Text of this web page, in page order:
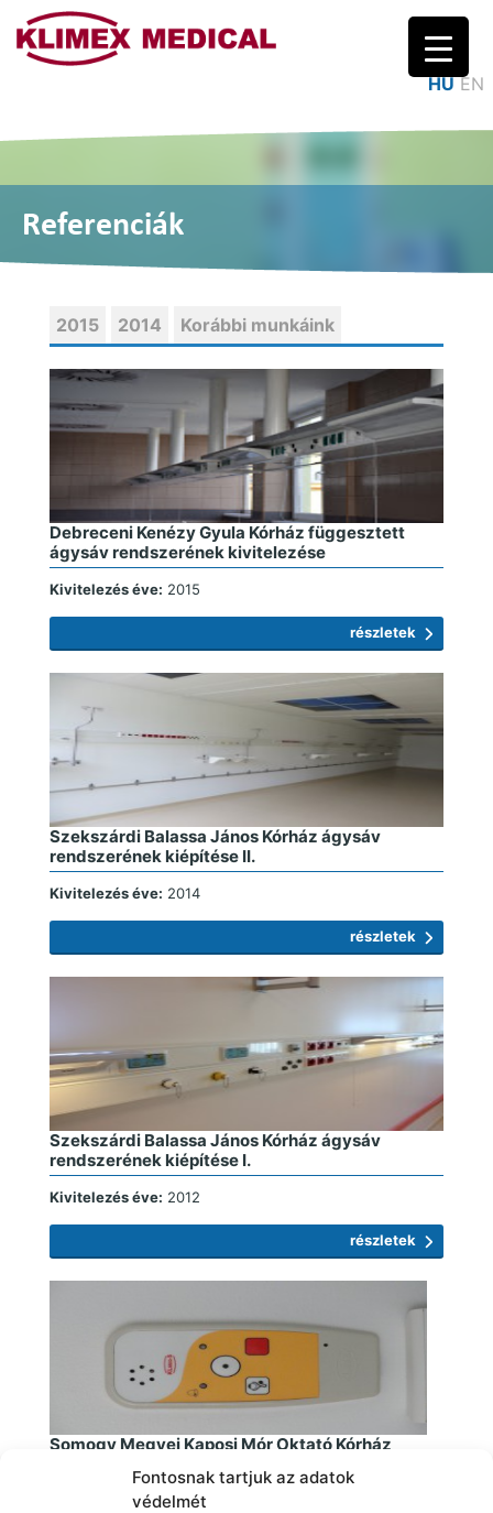
Fontosnak tartjuk az adatok
védelmét
EN
HU
Referenciák
2015 2014 Korábbi munkáink
Debreceni Kenézy Gyula Kórház függesztett
ágysáv rendszerének kivitelezése
Kivitelezés éve: 2015
részletek
Szekszárdi Balassa János Kórház ágysáv
rendszerének kiépítése II.
Kivitelezés éve: 2014
részletek
Szekszárdi Balassa János Kórház ágysáv
rendszerének kiépítése I.
Kivitelezés éve: 2012
részletek
Somogy Megyei Kaposi Mór Oktató Kórház
kivitelezése